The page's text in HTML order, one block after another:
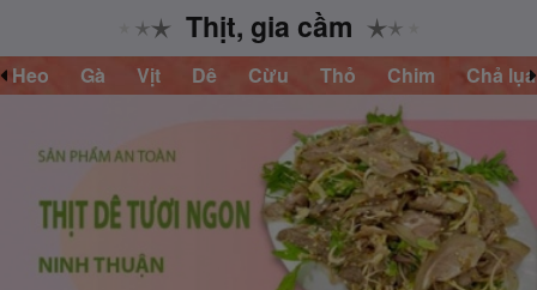
Thịt, gia cầm
Gà Vịt Dê Cừu Thỏ Chim Chả lụa Bò